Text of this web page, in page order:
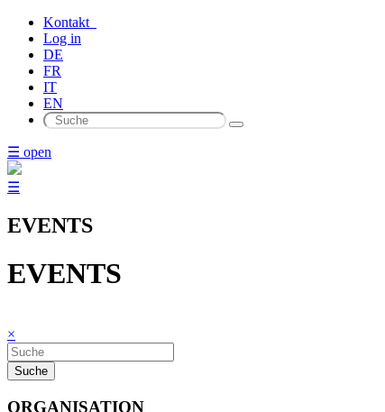
Kontakt
Log in
DE
FR
IT
EN
☰ open
☰
EVENTS
EVENTS
×
Suche
ORGANISATION